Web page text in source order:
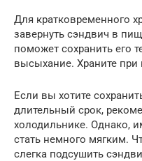
Для кратковременного
завернуть сэндвич в
поможет сохранить его
высыхание. Храните при
Если вы хотите
длительный срок,
холодильнике. Однако,
стать немного мягким.
слегка подсушить